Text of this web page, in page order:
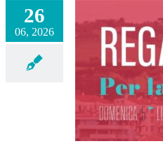
26
06, 2026